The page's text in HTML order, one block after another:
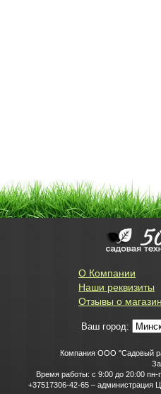
О Компании
Наши реквизиты
Отзывы о
Ваш город:
Компания ООО "Садовый
Время работы: с 9:00 до 20:00 пн-
+37517306-42-65 – администрация